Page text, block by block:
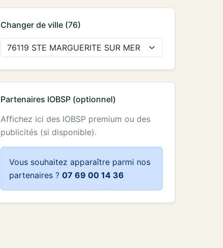
Changer de ville (76)
Partenaires IOBSP (optionnel)
Affichez ici des IOBSP premium ou des
publicités (si disponible).
Vous souhaitez apparaître parmi nos
partenaires ? 07 69 00 14 36